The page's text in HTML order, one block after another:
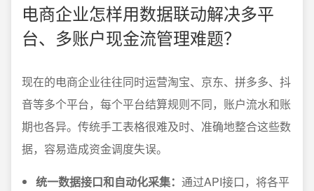
电商企业怎样用数据联动解决多平
台、多账户现金流管理难题？
现在的电商企业往往同时运营淘宝、京东、拼多多、抖
音等多个平台，每个平台结算规则不同，账户流水和账
期也各异。传统手工表格很难及时、准确地整合这些数
据，容易造成资金调度失误。
统一数据接口和自动化采集： 通过API接口，将各平